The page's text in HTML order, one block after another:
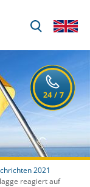
2021
reagiert auf